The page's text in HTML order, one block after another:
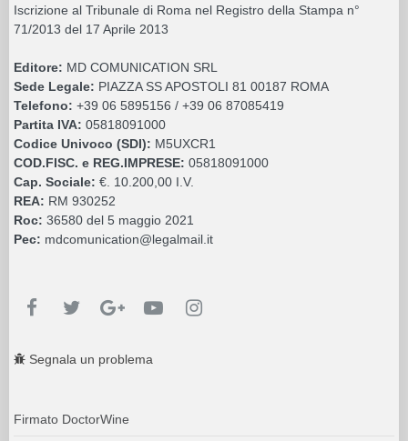
Iscrizione al Tribunale di Roma nel Registro della Stampa n°
71/2013 del 17 Aprile 2013
Editore: MD COMUNICATION SRL
Sede Legale: PIAZZA SS APOSTOLI 81 00187 ROMA
Telefono: +39 06 5895156 / +39 06 87085419
Partita IVA: 05818091000
Codice Univoco (SDI): M5UXCR1
COD.FISC. e REG.IMPRESE: 05818091000
Cap. Sociale: €. 10.200,00 I.V.
REA: RM 930252
Roc: 36580 del 5 maggio 2021
Pec: mdcomunication@legalmail.it
Segnala un problema
Firmato DoctorWine